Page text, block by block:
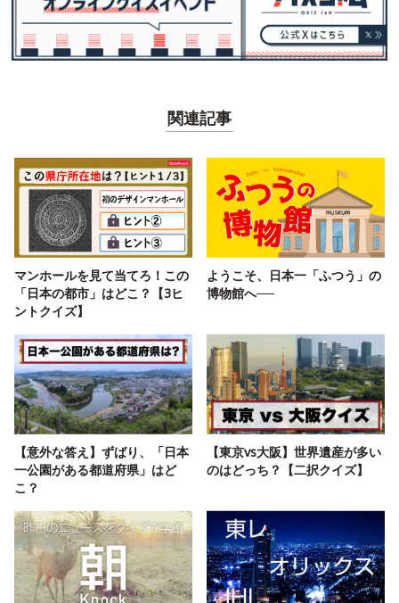
関連記事
マンホールを見て当てろ！この
「日本の都市」はどこ？【3ヒ
ントクイズ】
ようこそ、日本一「ふつう」の
博物館へ──
【意外な答え】ずばり、「日本
一公園がある都道府県」はど
こ？
【東京vs大阪】世界遺産が多い
のはどっち？【二択クイズ】